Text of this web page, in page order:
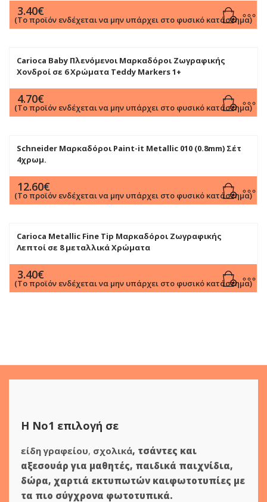
3.40€
(Το προϊόν ενδέχεται να μην υπάρχει στο φυσικό κατάστημα)
Carioca Baby Πλενόμενοι Μαρκαδόροι Ζωγραφικής
Χονδροί σε 6 Χρώματα Teddy Markers 1+
4.70€
(Το προϊόν ενδέχεται να μην υπάρχει στο φυσικό κατάστημα)
Schneider Μαρκαδόροι Paint-it Metallic 010 (0.8mm) Σέτ
4χρωμ.
12.60€
(Το προϊόν ενδέχεται να μην υπάρχει στο φυσικό κατάστημα)
Carioca Metallic Fine Tip Μαρκαδόροι Ζωγραφικής
Λεπτοί σε 8 μεταλλικά Χρώματα
3.40€
(Το προϊόν ενδέχεται να μην υπάρχει στο φυσικό κατάστημα)
Η Νο1 επιλογή σε
είδη γραφείου, σχολικά, τσάντες και
αξεσουάρ για μαθητές, παιδικά παιχνίδια,
δώρα, χαρτιά εκτυπωτών καιφωτοτυπίες με
τα πιο σύγχρονα φωτοτυπικά.